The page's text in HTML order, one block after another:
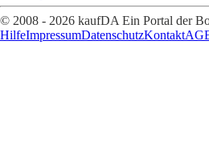
© 2008 - 2026 kaufDA Ein Portal der
HilfeImpressumDatenschutzKontakt